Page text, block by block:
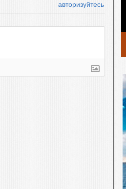
авторизуйтесь